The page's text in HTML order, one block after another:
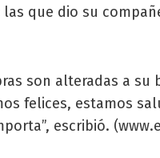
que dio su
son alteradas a su
felices, estamos
escribió.